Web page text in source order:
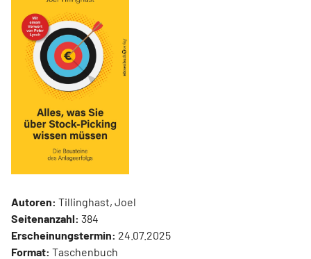
Autoren: Tillinghast, Joel
Seitenanzahl: 384
Erscheinungstermin: 24.07.2025
Format: Taschenbuch